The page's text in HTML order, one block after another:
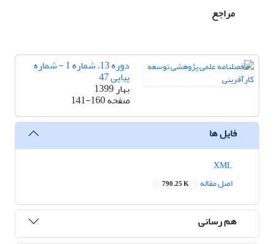
مراجع
دوره 13، شماره 1 - شماره
پیاپی 47
بهار 1399
صفحه141-160
فایل ها
اصل مقاله
790.25 K
هم رسانی